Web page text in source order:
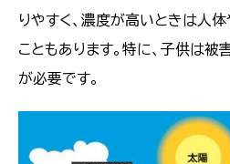
りやすく、濃度が高いときは人
こともあります。特に、子供は
が必要です。